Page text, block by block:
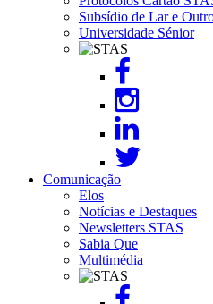
Subsídio de Lar e
Universidade Sénior
Image
Comunicação
Elos
Notícias e Destaques
Newsletters STAS
Sabia Que
Multimédia
Image